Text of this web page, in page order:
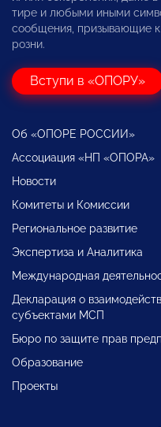
тире и любыми иными
сообщения, призывающие
розни.
Вступи в «ОПОРУ»
Об «ОПОРЕ РОССИИ»
Ассоциация «НП «ОПОРА»
Новости
Комитеты и Комиссии
Региональное развитие
Экспертиза и Аналитика
Международная
Декларация о
субъектами МСП
Бюро по защите прав
Образование
Проекты